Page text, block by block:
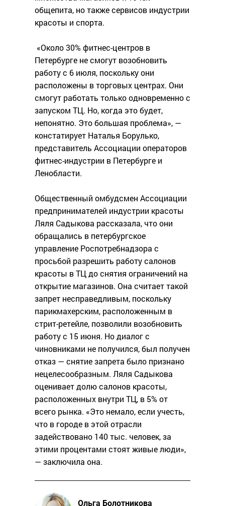
общепита, но также сервисов индустрии
красоты и спорта.
«Около 30% фитнес-центров в
Петербурге не смогут возобновить
работу с 6 июля, поскольку они
расположены в торговых центрах. Они
смогут работать только одновременно с
запуском ТЦ. Но, когда это будет,
непонятно. Это большая проблема», —
констатирует Наталья Борулько,
представитель Ассоциации операторов
фитнес-индустрии в Петербурге и
Ленобласти.
Общественный омбудсмен Ассоциации
предпринимателей индустрии красоты
Ляля Садыкова рассказала, что они
обращались в петербургское
управление Роспотребнадзора с
просьбой разрешить работу салонов
красоты в ТЦ до снятия ограничений на
открытие магазинов. Она считает такой
запрет несправедливым, поскольку
парикмахерским, расположенным в
стрит-ретейле, позволили возобновить
работу с 15 июня. Но диалог с
чиновниками не получился, был получен
отказ — снятие запрета было признано
нецелесообразным. Ляля Садыкова
оценивает долю салонов красоты,
расположенных внутри ТЦ, в 5% от
всего рынка. «Это немало, если учесть,
что в городе в этой отрасли
задействовано 140 тыс. человек, за
этими процентами стоят живые люди»,
— заключила она.
Ольга Болотникова